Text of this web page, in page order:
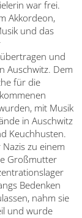
war frei.
Akkordeon,
und das
und
Auschwitz. Dem
für die
mit Musik
in Auschwitz
Keuchhusten.
zu einem
Großmutter
Bedenken
nahm sie
und wurde